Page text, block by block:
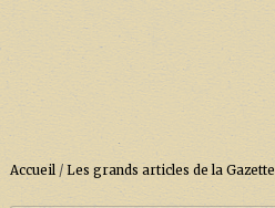
ACCUEIL
Accueil/ Les grands articles de la Gazette